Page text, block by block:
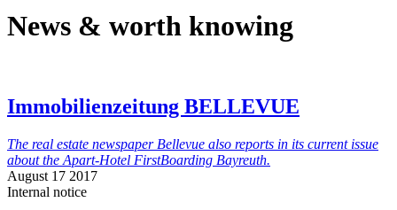
News & worth knowing
Immobilienzeitung BELLEVUE
The real estate newspaper Bellevue also reports in its current issue
about the Apart-Hotel FirstBoarding Bayreuth.
August 17 2017
Internal notice